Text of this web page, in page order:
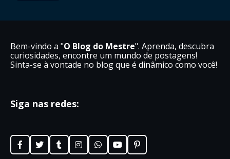
Bem-vindo a "O Blog do Mestre". Aprenda, descubra
curiosidades, encontre um mundo de postagens!
Sinta-se à vontade no blog que é dinâmico como você!
Siga nas redes: